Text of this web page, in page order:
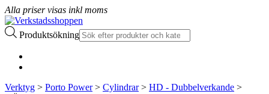
Alla priser visas inkl moms
Produktsökning
Verktyg > Porto Power> Cylindrar> HD - Dubbelverkande >